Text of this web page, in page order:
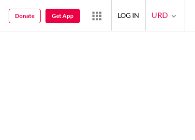
URD
LOG IN
Get App
Donate